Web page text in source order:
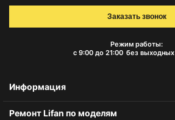
Режим работы:
с 9:00 до 21:00 без выходных
Заказать звонок
Информация
Ремонт Lifan по моделям